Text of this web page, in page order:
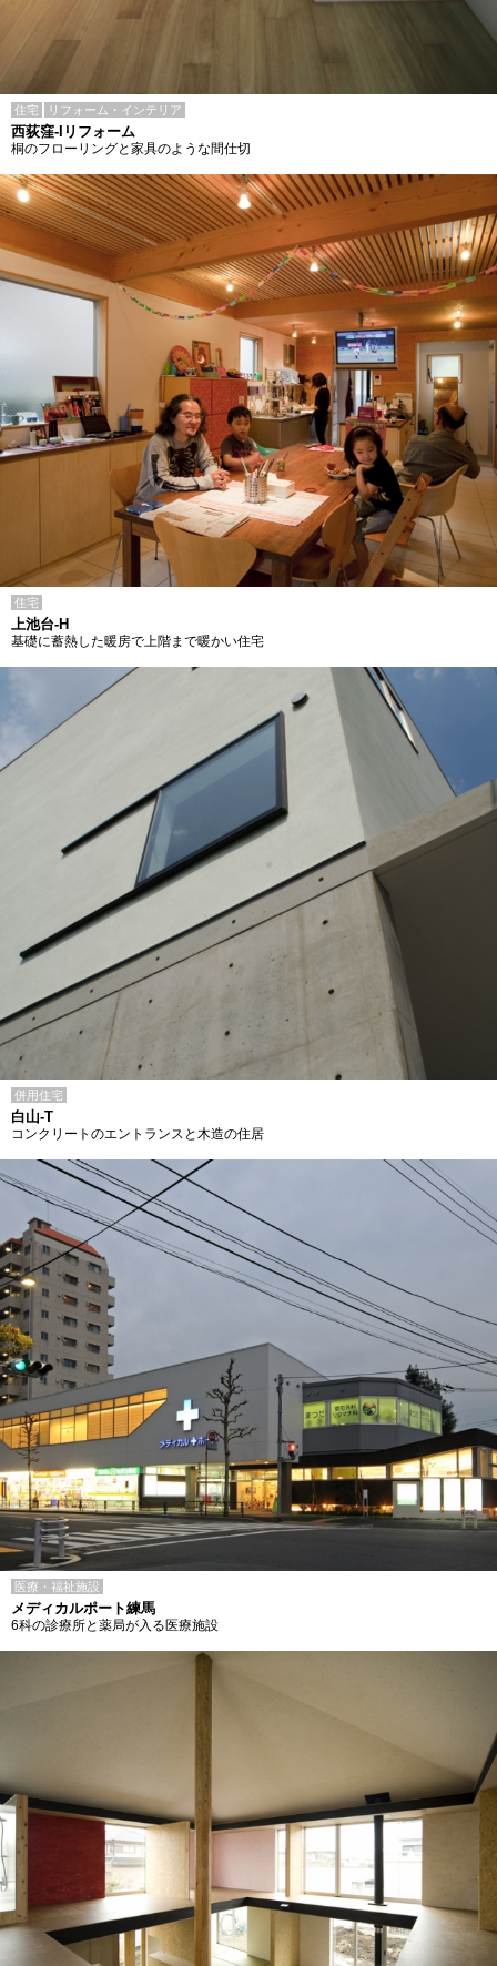
住宅 リフォーム・インテリア
西荻窪-Iリフォーム
桐のフローリングと家具のような間仕切
住宅
上池台-H
基礎に蓄熱した暖房で上階まで暖かい住宅
併用住宅
白山-T
コンクリートのエントランスと木造の住居
医療・福祉施設
メディカルポート練馬
6科の診療所と薬局が入る医療施設